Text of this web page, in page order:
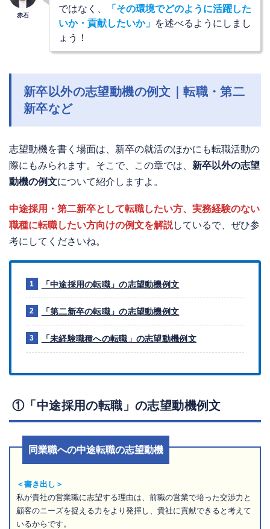
ではなく、
「その環境でどのように活躍した
いか・貢献したいか」 を述べるようにしまし
ょう！
新卒以外の志望動機の例文｜転職・第二
新卒など
志望動機を書く場面は、新卒の就活のほかにも転職活動の
際にもみられます。そこで、この章では、 新卒以外の志望
動機の例文について紹介しますよ。
中途採用・第二新卒として転職したい方、実務経験のない
職種に転職したい方向けの例文を解説しているで、ぜひ参
考にしてくださいね。
「中途採用の転職」の志望動機例文
「第二新卒の転職」の志望動機例文
「未経験職種への転職」の志望動機例文
①「中途採用の転職」の志望動機例文
同業職への中途転職の志望動機
＜書き出し＞
私が貴社の営業職に志望する理由は、前職の営業で培った交渉力と
顧客のニーズを捉える力をより発揮し、貴社に貢献できると考えて
いるからです。